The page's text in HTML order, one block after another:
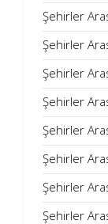
Şehirler
Şehirler
Şehirler
Şehirler
Şehirler
Şehirler
Şehirler
Şehirler